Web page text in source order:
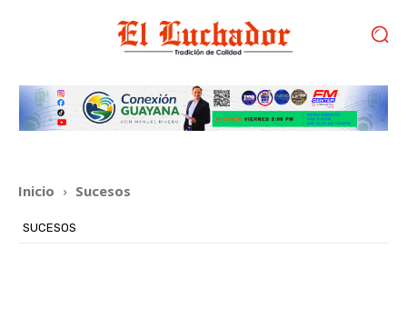
Inicio Sucesos
SUCESOS